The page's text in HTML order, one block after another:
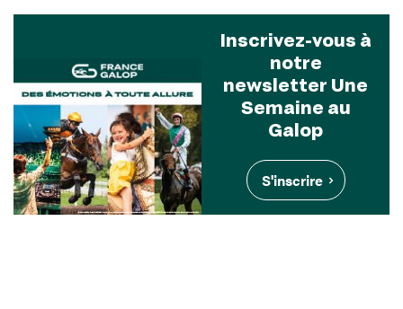
Inscrivez-vous à
notre
newsletter Une
Semaine au
Galop
S'inscrire